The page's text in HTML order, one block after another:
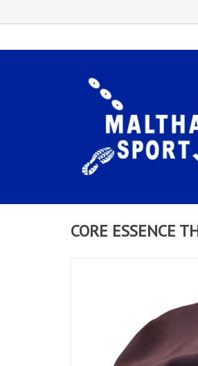
CORE ESSENCE